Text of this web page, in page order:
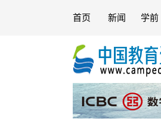
首页 新闻 学前